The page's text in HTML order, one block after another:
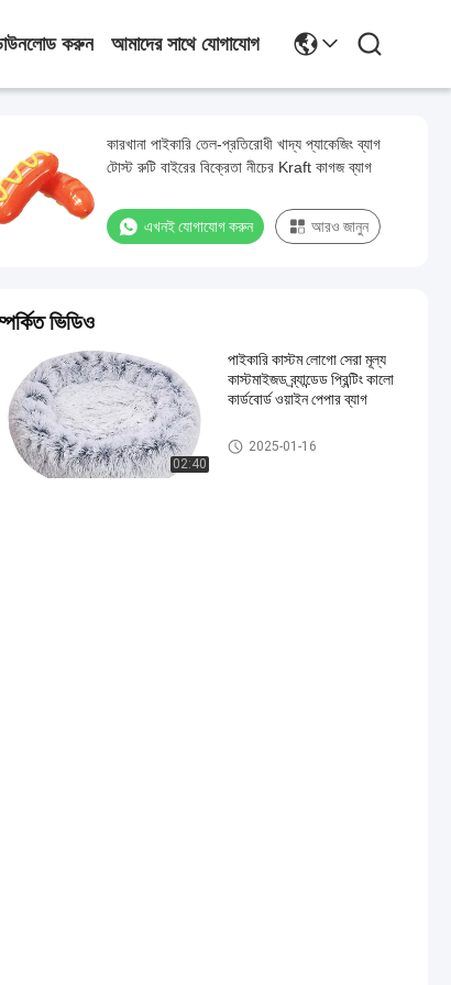
করুন আমাদের সাথে যোগাযোগ
কারখানা পাইকারি তেল-প্রতিরোধী খাদ্য প্যাকেজিং ব্যাগ
টোস্ট রুটি বাইরের বিক্রেতা নীচের Kraft কাগজ ব্যাগ
এখনই যোগাযোগ করুন আরও জানুন
ভিডিও
02:40
পাইকারি কাস্টম লোগো সেরা মূল্য
কাস্টমাইজড ব্র্যান্ডেড প্রিন্টিং কালো
কার্ডবোর্ড ওয়াইন পেপার ব্যাগ
হালকা ইস্পাত কিল
2025-01-16